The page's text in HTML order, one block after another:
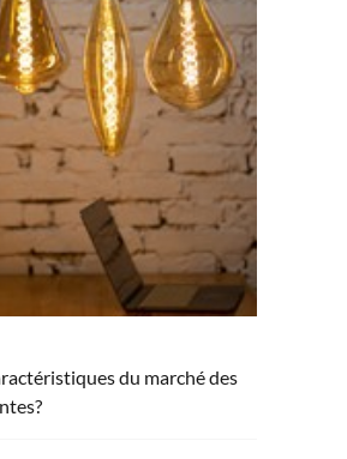
du marché des